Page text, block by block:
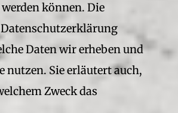
können. Die
Daten wir erheben und
nutzen. Sie erläutert auch,
Zweck das